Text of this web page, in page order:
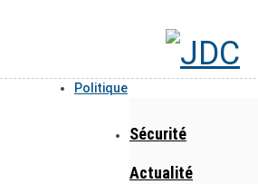
Politique
Sécurité
Actualité